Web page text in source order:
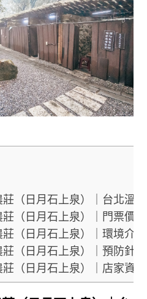
（日月石上泉）｜台北溫
（日月石上泉）｜門票價格
（日月石上泉）｜環境介紹
（日月石上泉）｜預防針
（日月石上泉）｜店家資訊